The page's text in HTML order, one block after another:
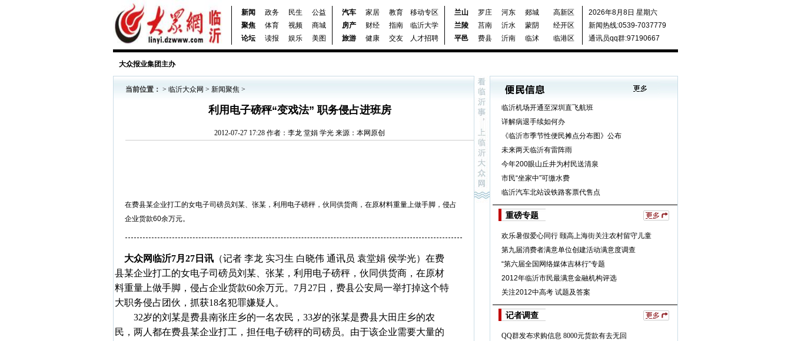
新闻 政务 民生
公益
聚焦
体育 视频
商城
论坛
读报 娱乐 美图
汽车 家居 教育
移动专区
房产
财经 指南
临沂大学
旅游
健康 交友 人才招聘
兰山 罗庄 河东 郯城
高新区
兰陵
莒南 沂水 蒙阴
经开区
平邑
费县 沂南 临沭 临港区
2026年8月8日 星期六
新闻热线:0539-7037779
通讯员qq群:97190667
大众报业集团主办
当前位置： > 临沂大众网 > 新闻聚焦 >
利用电子磅秤“变戏法” 职务侵占进班房
2012-07-27 17:28 作者：李龙 堂娟 学光 来源：本网原创
在费县某企业打工的女电子司磅员刘某、张某，利用电子磅秤，伙同供货商，在原材料重量上做手脚，侵占
企业货款60余万元。
大众网临沂7月 27 日讯 （记者 李龙 实习生 白晓伟 通讯员 袁堂娟 侯学光） 在费
县某企业打工的女电子司磅员刘某、张某，利用电子磅秤，伙同供货商，在原材
料重量上做手脚，侵占企业货款60余万元。7月27日，费县公安局一举打掉这个特
大职务侵占团伙，抓获18名犯罪嫌疑人。
32岁的刘某是费县南张庄乡的一名农民，33岁的张某是费县大田庄乡的农
民，两人都在费县某企业打工，担任电子磅秤的司磅员。由于该企业需要大量的
临沂机场开通至深圳直飞航班
详解病退手续如何办
《临沂市季节性便民摊点分布图》公布
未来两天临沂有雷阵雨
今年200眼山丘井为村民送清泉
市民“坐家中”可缴水费
临沂汽车北站设铁路客票代售点
重磅专题
欢乐暑假爱心同行 颐高上海街关注农村留守儿童
第九届消费者满意单位创建活动满意度调查
“第六届全国网络媒体吉林行”专题
2012年临沂市民最满意金融机构评选
关注2012中高考 试题及答案
记者调查
QQ群发布求购信息 8000元货款有去无回